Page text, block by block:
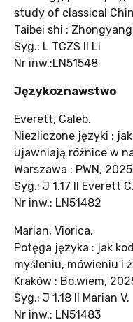
study of classical
Taibei shi :
Syg.: L TCZS II Li
Nr inw.:LN51548
Językoznawstwo
Everett, Caleb.
Niezliczone języki :
ujawniają różnice w
Warszawa : PWN,
Syg.: J 1.17 II Everett C.
Nr inw.: LN51482
Marian, Viorica.
Potęga języka : jak
myśleniu, mówieniu i
Kraków : Bo.wiem,
Syg.: J 1.18 II Marian V.
Nr inw.: LN51483